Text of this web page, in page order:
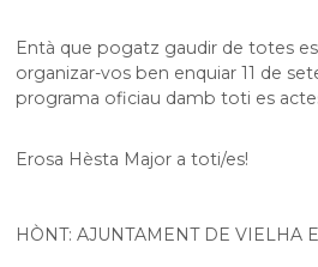
Entà que pogatz gaudir de totes
organizar-vos ben enquiar 11 de
programa oficiau damb toti es
Erosa Hèsta Major a toti/es!
HÒNT: AJUNTAMENT DE VIELHA